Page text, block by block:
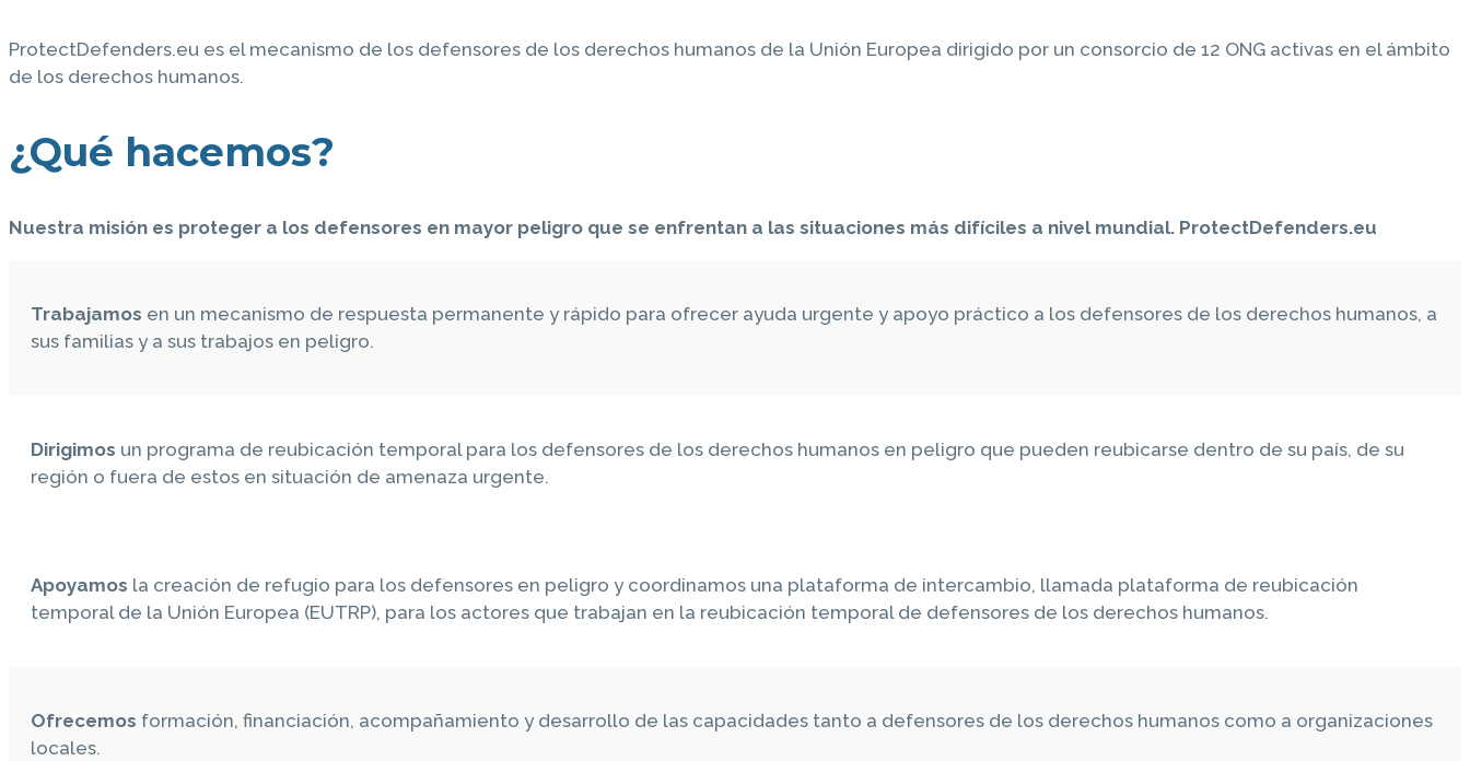
ProtectDefenders.eu es el mecanismo de los defensores de los derechos humanos de la Unión Europea dirigido por un consorcio de 12 ONG activas en el ámbito
de los derechos humanos.
¿Qué hacemos?
Nuestra misión es proteger a los defensores en mayor peligro que se enfrentan a las situaciones más difíciles a nivel mundial. ProtectDefenders.eu
Trabajamos en un mecanismo de respuesta permanente y rápido para ofrecer ayuda urgente y apoyo práctico a los defensores de los derechos humanos, a
sus familias y a sus trabajos en peligro.
Dirigimos un programa de reubicación temporal para los defensores de los derechos humanos en peligro que pueden reubicarse dentro de su país, de su
región o fuera de estos en situación de amenaza urgente.
Apoyamos la creación de refugio para los defensores en peligro y coordinamos una plataforma de intercambio, llamada plataforma de reubicación
temporal de la Unión Europea (EUTRP), para los actores que trabajan en la reubicación temporal de defensores de los derechos humanos.
Ofrecemos formación, financiación, acompañamiento y desarrollo de las capacidades tanto a defensores de los derechos humanos como a organizaciones
locales.